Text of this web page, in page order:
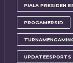
PIALA PRESIDEN
PROGAMERSID
UPDATEESPORTS